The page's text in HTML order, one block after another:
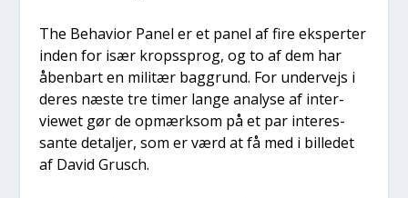
The Behavi­or Panel er et panel af fire eks­per­ter
inden for især kro­p­s­sprog, og to af dem har
åben­bart en mili­tær bag­grund. For under­vejs i
deres næste tre timer lan­ge ana­ly­se af inter­
viewet gør de opmærk­som på et par inter­es­
san­te detal­jer, som er værd at få med i bil­le­det
af David Grusch.